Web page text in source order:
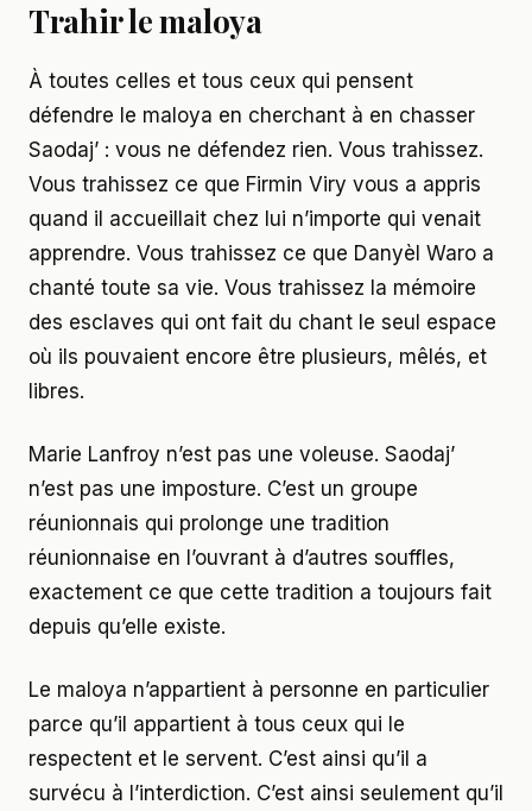
Trahir le maloya
À toutes celles et tous ceux qui pensent
défendre le maloya en cherchant à en chasser
Saodaj’ : vous ne défendez rien. Vous trahissez.
Vous trahissez ce que Firmin Viry vous a appris
quand il accueillait chez lui n’importe qui venait
apprendre. Vous trahissez ce que Danyèl Waro a
chanté toute sa vie. Vous trahissez la mémoire
des esclaves qui ont fait du chant le seul espace
où ils pouvaient encore être plusieurs, mêlés, et
libres.
Marie Lanfroy n’est pas une voleuse. Saodaj’
n’est pas une imposture. C’est un groupe
réunionnais qui prolonge une tradition
réunionnaise en l’ouvrant à d’autres souffles,
exactement ce que cette tradition a toujours fait
depuis qu’elle existe.
Le maloya n’appartient à personne en particulier
parce qu’il appartient à tous ceux qui le
respectent et le servent. C’est ainsi qu’il a
survécu à l’interdiction. C’est ainsi seulement qu’il